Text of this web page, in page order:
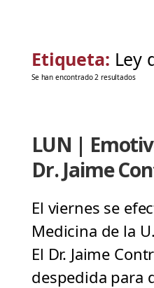
Etiqueta: Ley
Se han encontrado 2 resultados
LUN |
Dr. Jaime
El viernes se
Medicina de la
El Dr. Jaime
despedida para